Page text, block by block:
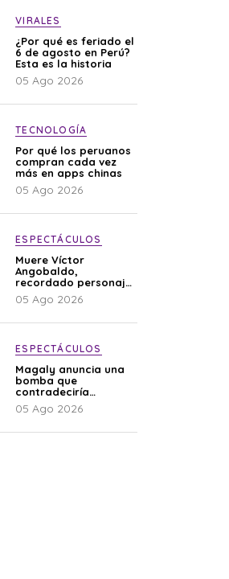
VIRALES
¿Por qué es feriado el
6 de agosto en Perú?
Esta es la historia
05 Ago 2026
TECNOLOGÍA
Por qué los peruanos
compran cada vez
más en apps chinas
05 Ago 2026
ESPECTÁCULOS
Muere Víctor
Angobaldo,
recordado personaje
de la farándula y
expareja de Shirley
05 Ago 2026
ESPECTÁCULOS
Magaly anuncia una
bomba que
contradeciría
comunicado de La
Bella Luz: “Hay un
05 Ago 2026